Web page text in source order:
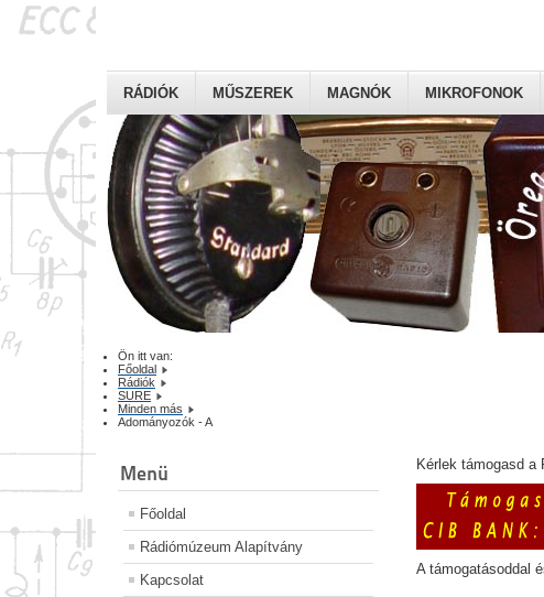
RÁDIÓK MŰSZEREK MAGNÓK MIKROFONOK
Ön itt van:
Főoldal
Rádiók
SURE
Minden más
Adományozók - A
Menü
Főoldal
Rádiómúzeum Alapítvány
Kapcsolat
Kérlek támogasd a
A támogatásoddal